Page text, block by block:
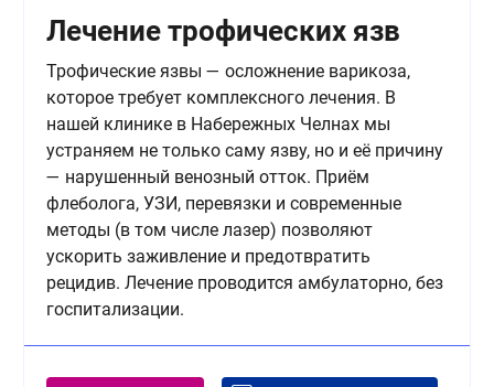
Лечение трофических язв
Трофические язвы — осложнение варикоза,
которое требует комплексного лечения. В
нашей клинике в Набережных Челнах мы
устраняем не только саму язву, но и её причину
— нарушенный венозный отток. Приём
флеболога, УЗИ, перевязки и современные
методы (в том числе лазер) позволяют
ускорить заживление и предотвратить
рецидив. Лечение проводится амбулаторно, без
госпитализации.